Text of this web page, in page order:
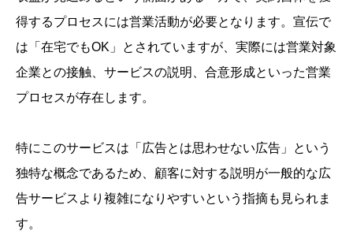
得するプロセスには営業活動が必要となります。宣伝で
は「在宅でもOK」とされていますが、実際には営業対象
企業との接触、サービスの説明、合意形成といった営業
プロセスが存在します。
特にこのサービスは「広告とは思わせない広告」という
独特な概念であるため、顧客に対する説明が一般的な広
告サービスより複雑になりやすいという指摘も見られま
す。